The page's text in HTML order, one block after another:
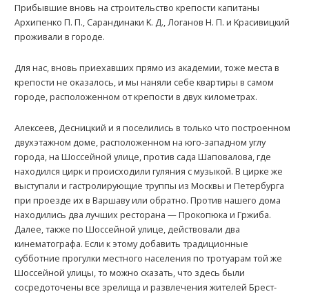
Прибывшие вновь на строительство крепости капитаны
Архипенко П. П., Сарандинаки K. Д., Логанов Н. П. и Kрасивицкий
проживали в городе.
Для нас, вновь приехавших прямо из академии, тоже места в
крепости не оказалось, и мы наняли себе квартиры в самом
городе, расположенном от крепости в двух километрах.
Алексеев, Десницкий и я поселились в только что построенном
двухэтажном доме, расположенном на юго-западном углу
города, на Шоссейной улице, против сада Шаповалова, где
находился цирк и происходили гуляния с музыкой. В цирке же
выступали и гастролирующие труппы из Москвы и Петербурга
при проезде их в Варшаву или обратно. Против нашего дома
находились два лучших ресторана — Прокопюка и Гржиба.
Далее, также по Шоссейной улице, действовали два
кинематографа. Если к этому добавить традиционные
субботние прогулки местного населения по тротуарам той же
Шоссейной улицы, то можно сказать, что здесь были
сосредоточены все зрелища и развлечения жителей Брест-